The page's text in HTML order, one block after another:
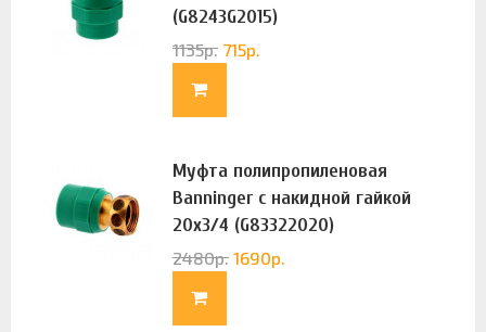
(G8243G2015)
1135р. 715р.
Муфта полипропиленовая
Banninger с накидной гайкой
20х3/4 (G83322020)
2480р. 1690р.